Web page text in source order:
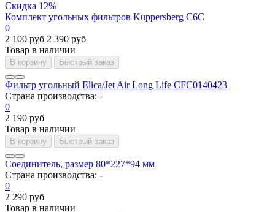
Скидка 12%
Комплект угольных фильтров Kuppersberg C6C
0
2 100 руб 2 390 руб
Товар в наличии
В корзину Быстрый заказ
Фильтр угольный Elica/Jet Air Long Life CFC0140423
Страна производства: -
0
2 190 руб
Товар в наличии
В корзину Быстрый заказ
Соединитель, размер 80*227*94 мм
Страна производства: -
0
2 290 руб
Товар в наличии